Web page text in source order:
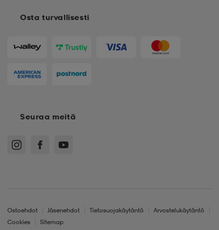
Osta turvallisesti
Seuraa meitä
Ostoehdot Jäsenehdot Tietosuojakäytäntö
Arvostelukäytäntö
Cookies
Sitemap